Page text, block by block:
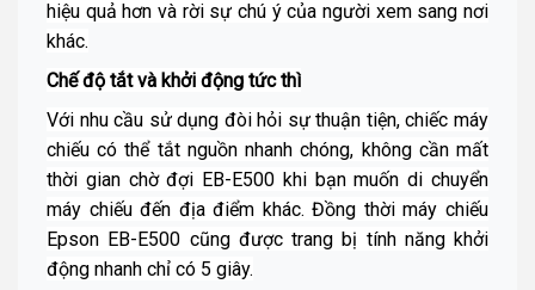
hiệu quả hơn và rời sự chú ý của người xem sang nơi
khác.
Chế độ tắt và khởi động tức thì
Với nhu cầu sử dụng đòi hỏi sự thuận tiện, chiếc máy
chiếu có thể tắt nguồn nhanh chóng, không cần mất
thời gian chờ đợi EB-E500 khi bạn muốn di chuyển
máy chiếu đến địa điểm khác. Đồng thời máy chiếu
Epson EB-E500 cũng được trang bị tính năng khởi
động nhanh chỉ có 5 giây.